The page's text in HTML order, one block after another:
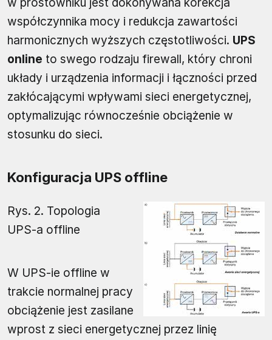
współczynnika mocy i redukcja zawartości
harmonicznych wyższych częstotliwości. UPS
online to swego rodzaju firewall, który chroni
układy i urządzenia informacji i łączności przed
zakłócającymi wpływami sieci energetycznej,
optymalizując równocześnie obciążenie w
stosunku do sieci.
Konfiguracja UPS offline
Rys. 2. Topologia
UPS-a offline
W UPS-ie offline w
trakcie normalnej pracy
obciążenie jest zasilane
wprost z sieci energetycznej przez linię